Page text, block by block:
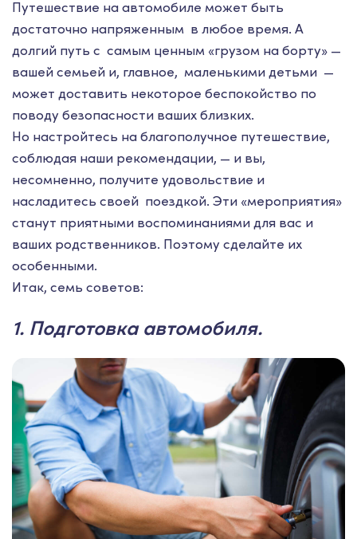
Путешествие на автомобиле может быть
достаточно напряженным в любое время. А
долгий путь с самым ценным «грузом на борту» —
вашей семьей и, главное, маленькими детьми —
может доставить некоторое беспокойство по
поводу безопасности ваших близких.
Но настройтесь на благополучное путешествие,
соблюдая наши рекомендации, — и вы,
несомненно, получите удовольствие и
насладитесь своей поездкой. Эти «мероприятия»
станут приятными воспоминаниями для вас и
ваших родственников. Поэтому сделайте их
особенными.
Итак, семь советов:
1. Подготовка автомобиля.